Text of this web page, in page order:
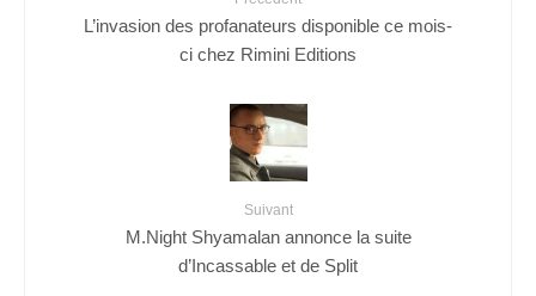
L’invasion des profanateurs disponible ce mois-
ci chez Rimini Editions
Suivant
M.Night Shyamalan annonce la suite
d’Incassable et de Split